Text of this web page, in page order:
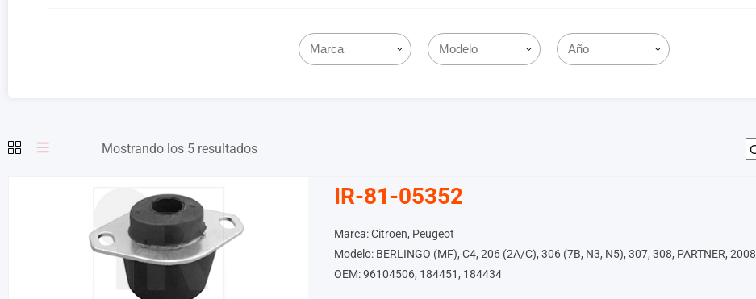
Mostrando los 5 resultados
IR-81-05352
Marca: Citroen, Peugeot
Modelo: BERLINGO (MF), C4, 206 (2A/C), 306 (7B, N3, N5), 307, 308, PARTNER, 2008
OEM: 96104506, 184451, 184434